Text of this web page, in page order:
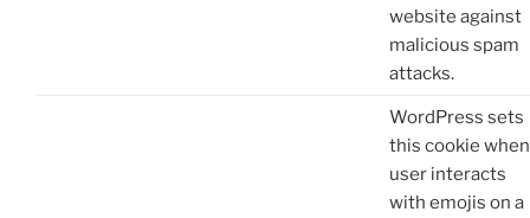
website against
malicious spam
attacks.
WordPress sets
this cookie
user interacts
with emojis on a